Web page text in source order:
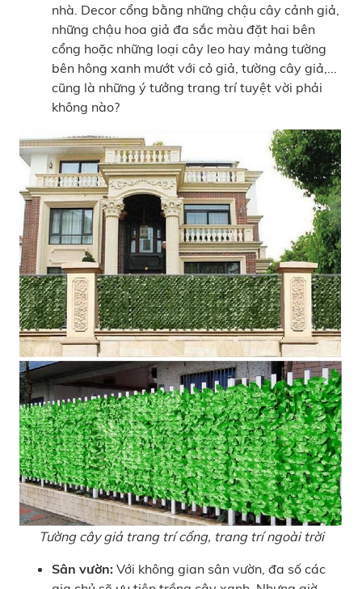
nhà. Decor cổng bằng những chậu cây cảnh giả,
những chậu hoa giả đa sắc màu đặt hai bên
cổng hoặc những loại cây leo hay mảng tường
bên hông xanh mướt với cỏ giả, tường cây giả,...
cũng là những ý tưởng trang trí tuyệt vời phải
không nào?
Tường cây giả trang trí cổng, trang trí ngoài trời
Sân vườn: Với không gian sân vườn, đa số các